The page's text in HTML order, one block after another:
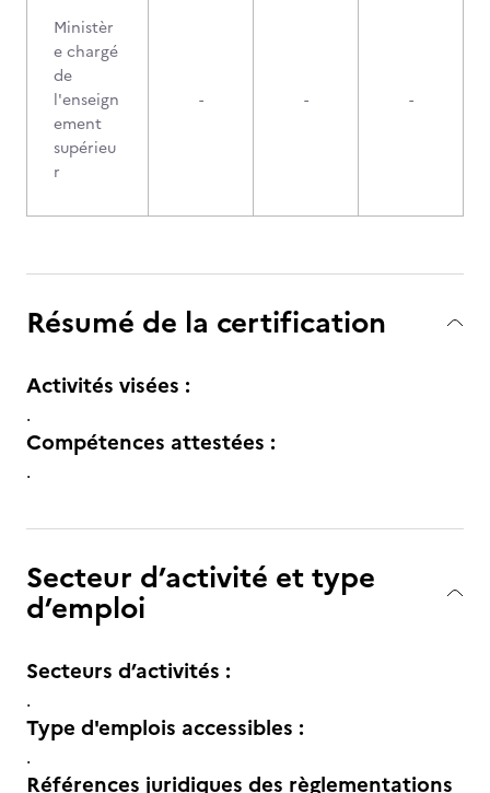
Ministèr
e chargé
de
l'enseign
ement
supérieu
r
- - -
Résumé de la certification
Activités visées :
.
Compétences attestées :
.
Secteur d’activité et type
d’emploi
Secteurs d’activités :
.
Type d'emplois accessibles :
.
Références juridiques des règlementations